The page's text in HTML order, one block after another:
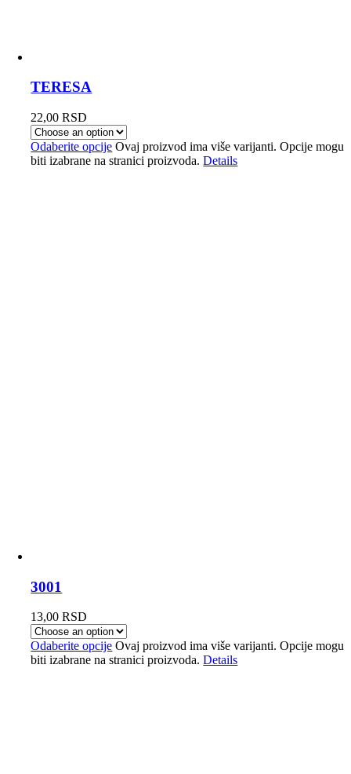
TERESA
22,00RSD
Odaberite opcije Ovaj proizvod ima više varijanti. Opcije mogu
biti izabrane na stranici proizvoda.Details
3001
13,00RSD
Odaberite opcije Ovaj proizvod ima više varijanti. Opcije mogu
biti izabrane na stranici proizvoda.Details